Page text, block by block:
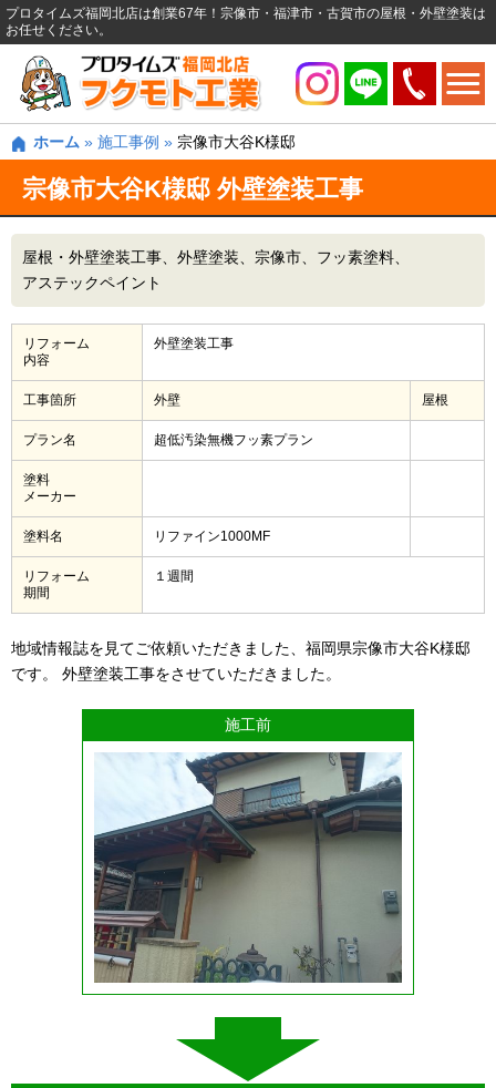
プロタイムズ福岡北店は創業67年！宗像市・福津市・古賀市の屋根・外壁塗装は
お任せください。
ホーム » 施工事例 » 宗像市大谷K様邸
宗像市大谷K様邸 外壁塗装工事
屋根・外壁塗装工事 外壁塗装 宗像市
フッ素塗料
アステックペイント
リフォーム
内容
外壁塗装工事
工事箇所 外壁 屋根
プラン名 超低汚染無機フッ素プラン
塗料
メーカー
塗料名 リファイン1000MF
リフォーム
期間
１週間
地域情報誌を見てご依頼いただきました、福岡県宗像市大谷K様邸
です。 外壁塗装工事をさせていただきました。
施工前